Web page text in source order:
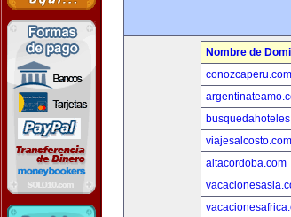
Nombre de
conozcaperu.com
viajesalcosto.com
altacordoba.com